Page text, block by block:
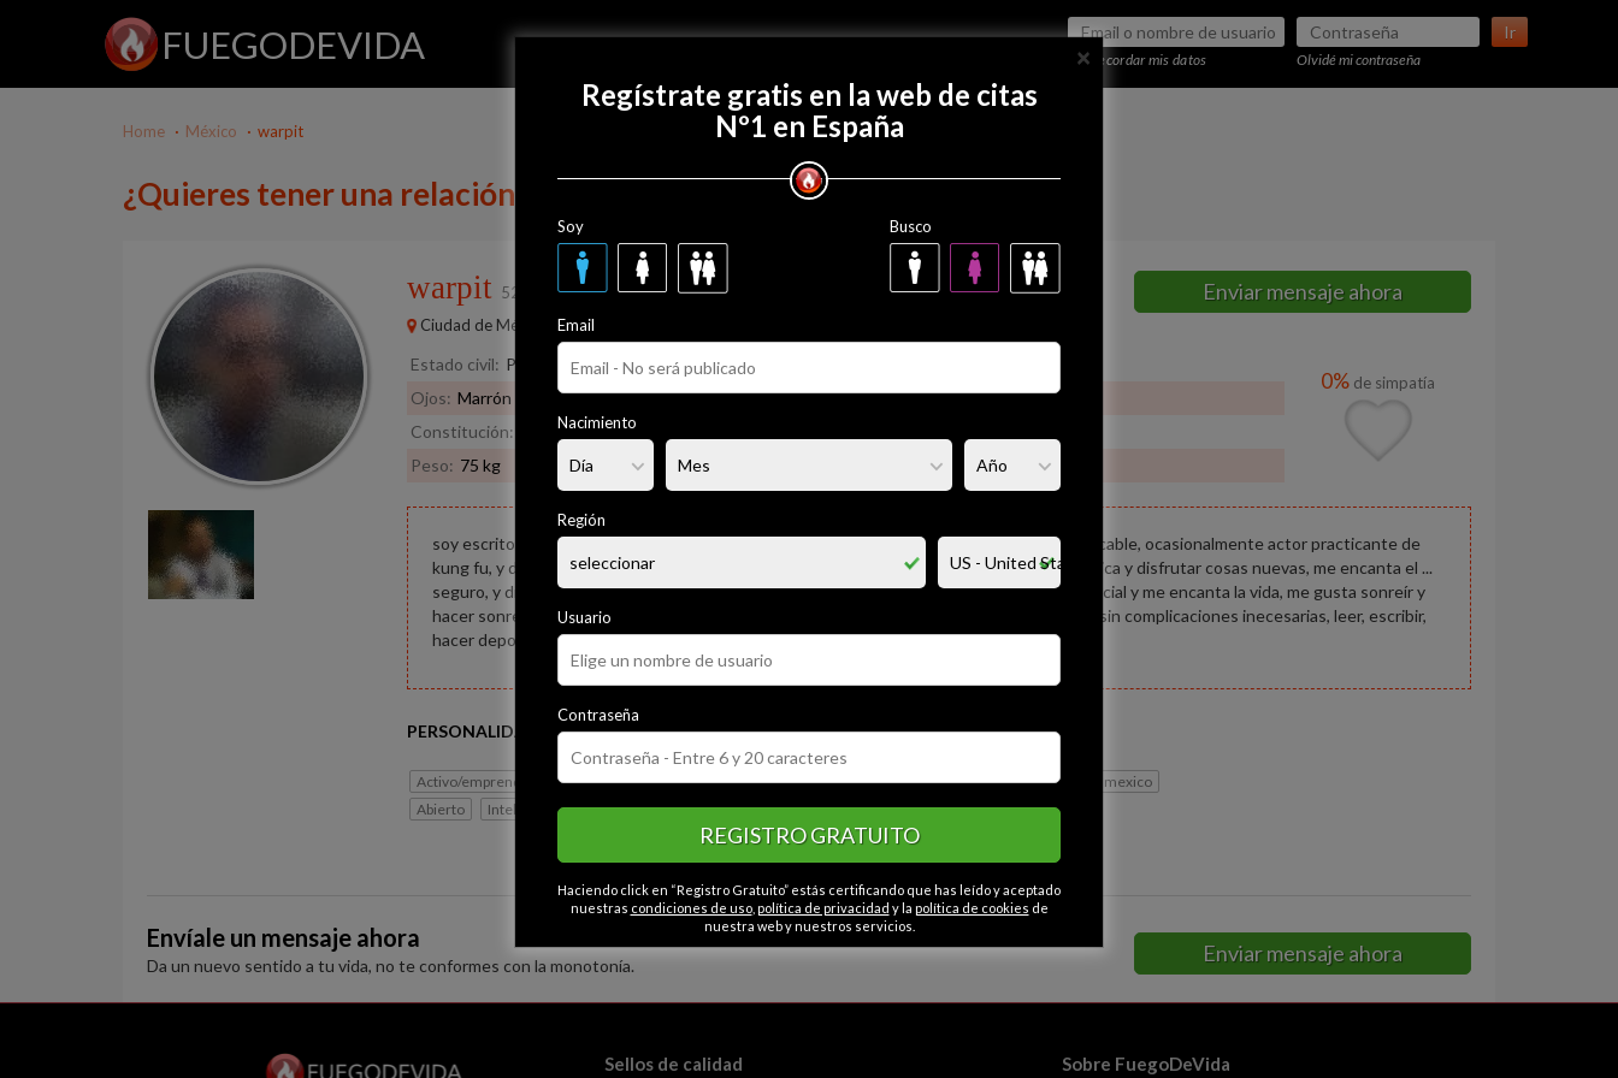
FUEGODEVIDA Ir
Recordar mis datos Olvidé mi contraseña
Regístrate gratis
Home México warpit
¿Quieres tener una relación con warpit?
warpit 52 años
Ciudad de México
Enviar mensaje ahora
Estado civil: Prefiere no decirlo
Ojos: Marrón Pelo: Moreno
Constitución:
Deportista
Peso: 75 kg
0% de simpatía
soy escritor de historias para cine y televisión, productor de ... para pymes y televisión de cable, ocasionalmente actor practicante de
kung fu, y disfruto de practicar deporte y el gimnasio, soy muy racional, me encanta la música y disfrutar cosas nuevas, me encanta el ...
seguro, y disfrutar y a hacer disfrutar a mi pareja, disfruto de un buen vino, soy bebedor social y me encanta la vida, me gusta sonreír y
hacer sonreír a los demás. me gustan los deportes en televisión y las relaciones afectivas sin complicaciones inecesarias, leer, escribir,
hacer deporte y disfrurtar la vida.
PERSONALIDAD
Activo/emprendedor Educado Extrovertido Seguro
Optimista
Abierto
Intelectual Caballeroso
CATEGORÍAS
Contactos en Ciudad de mexico
Envíale un mensaje ahora
Da un nuevo sentido a tu vida, no te conformes con la monotonía. Enviar mensaje ahora
×
Regístrate gratis en la web de citas
Nº1 en España
Soy Busco
Email
Nacimiento
Región
Usuario
Contraseña
REGISTRO GRATUITO
Haciendo click en “Registro Gratuito” estás certificando que has leído y aceptado
nuestras condiciones de uso, política de privacidad y la política de cookies de
nuestra web y nuestros servicios.
Sellos de calidad Sobre FuegoDeVida